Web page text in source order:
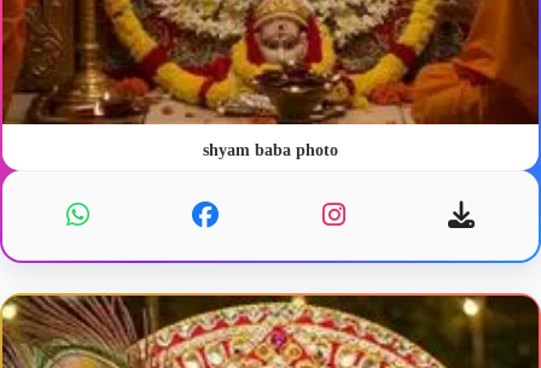
shyam baba photo